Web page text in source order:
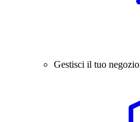
Gestisci il tuo negozio